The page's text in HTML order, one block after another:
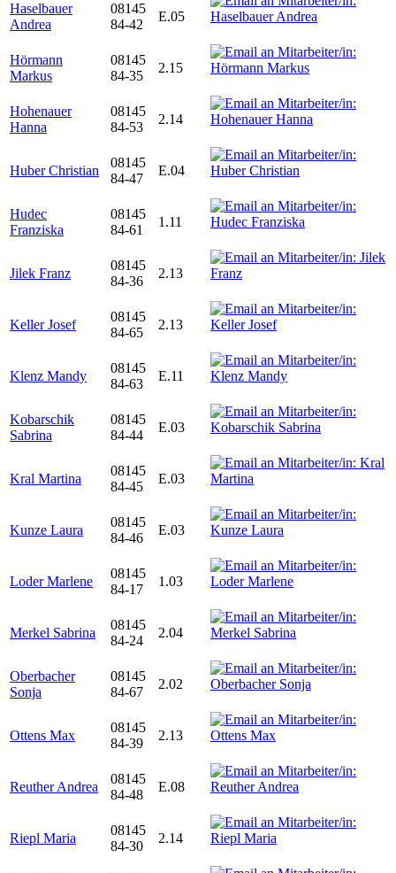
Haselbauer
Andrea
08145
84-42
E.05
Hörmann
Markus
08145
84-35
2.15
Hohenauer
Hanna
08145
84-53
2.14
Huber Christian
08145
84-47
E.04
Hudec
Franziska
08145
84-61
1.11
Jilek Franz
08145
84-36
2.13
Keller Josef
08145
84-65
2.13
Klenz Mandy
08145
84-63
E.11
Kobarschik
Sabrina
08145
84-44
E.03
Kral Martina
08145
84-45
E.03
Kunze Laura
08145
84-46
E.03
Loder Marlene
08145
84-17
1.03
Merkel Sabrina
08145
84-24
2.04
Oberbacher
Sonja
08145
84-67
2.02
Ottens Max
08145
84-39
2.13
Reuther Andrea
08145
84-48
E.08
Riepl Maria
08145
84-30
2.14